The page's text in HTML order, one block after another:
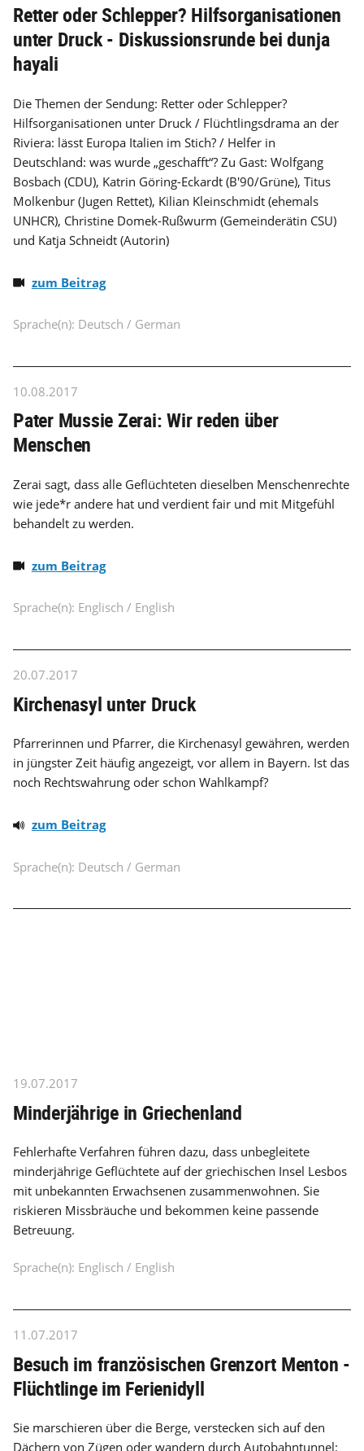
Retter oder Schlepper? Hilfsorganisationen
unter Druck - Diskussionsrunde bei dunja
hayali
Die Themen der Sendung: Retter oder Schlepper?
Hilfsorganisationen unter Druck / Flüchtlingsdrama an der
Riviera: lässt Europa Italien im Stich? / Helfer in
Deutschland: was wurde „geschafft“? Zu Gast: Wolfgang
Bosbach (CDU), Katrin Göring-Eckardt (B'90/Grüne), Titus
Molkenbur (Jugen Rettet), Kilian Kleinschmidt (ehemals
UNHCR), Christine Domek-Rußwurm (Gemeinderätin CSU)
und Katja Schneidt (Autorin)
zum Beitrag
Sprache(n): Deutsch / German
10.08.2017
Pater Mussie Zerai: Wir reden über
Menschen
Zerai sagt, dass alle Geflüchteten dieselben Menschenrechte
wie jede*r andere hat und verdient fair und mit Mitgefühl
behandelt zu werden.
zum Beitrag
Sprache(n): Englisch / English
20.07.2017
Kirchenasyl unter Druck
Pfarrerinnen und Pfarrer, die Kirchenasyl gewähren, werden
in jüngster Zeit häufig angezeigt, vor allem in Bayern. Ist das
noch Rechtswahrung oder schon Wahlkampf?
zum Beitrag
Sprache(n): Deutsch / German
19.07.2017
Minderjährige in Griechenland
Fehlerhafte Verfahren führen dazu, dass unbegleitete
minderjährige Geflüchtete auf der griechischen Insel Lesbos
mit unbekannten Erwachsenen zusammenwohnen. Sie
riskieren Missbräuche und bekommen keine passende
Betreuung.
Sprache(n): Englisch / English
11.07.2017
Besuch im französischen Grenzort Menton -
Flüchtlinge im Ferienidyll
Sie marschieren über die Berge, verstecken sich auf den
Dächern von Zügen oder wandern durch Autobahntunnel: